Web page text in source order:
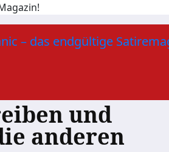
und
anderen